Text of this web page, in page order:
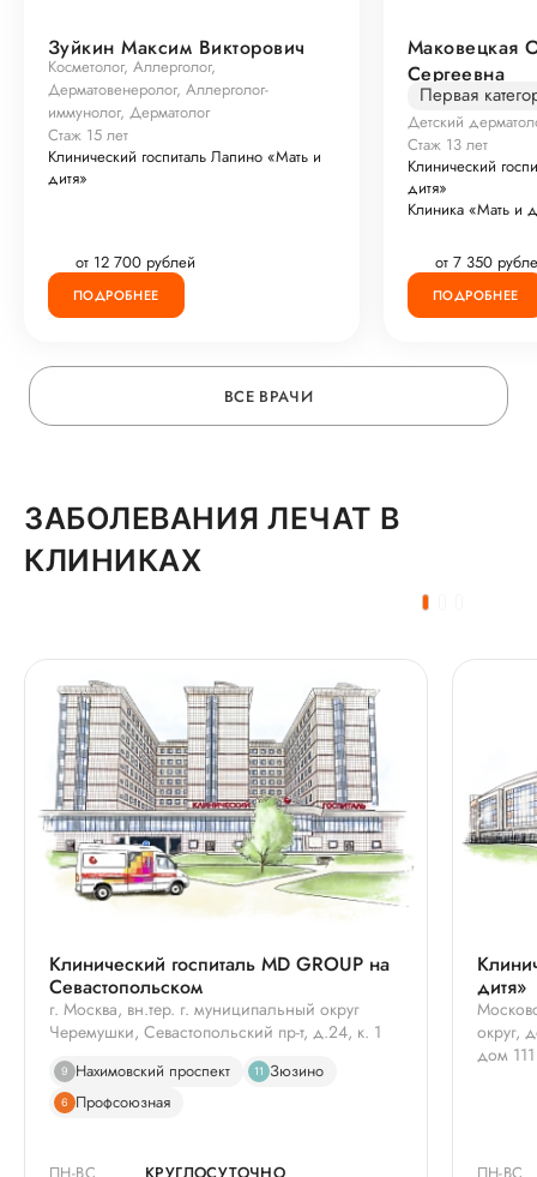
Зуйкин Максим Викторович
Косметолог, Аллерголог,
Дерматовенеролог, Аллерголог-
иммунолог, Дерматолог
Стаж 15 лет
Клинический госпиталь Лапино «Мать и
дитя»
от 12 700 рублей
ПОДРОБНЕЕ
Маковецкая
Сергеевна
Первая
Детский
Стаж 13 лет
Клинический
дитя»
Клиника «Мать и
от 7 350
ПОДРОБНЕЕ
ВСЕ ВРАЧИ
ЗАБОЛЕВАНИЯ ЛЕЧАТ В
КЛИНИКАХ
Клинический госпиталь MD GROUP на
Севастопольском
г. Москва, вн.тер. г. муниципальный округ
Черемушки, Севастопольский пр-т, д.24, к. 1
9 Нахимовский проспект 11 Зюзино
6 Профсоюзная
дитя»
округ,
дом 111